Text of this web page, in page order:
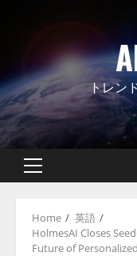
トレン
Primary
Home
英語
HolmesAI Closes
Future of